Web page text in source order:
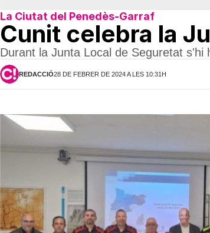
La Ciutat del Penedès-Garraf
Cunit celebra la
Durant la Junta Local de Seguretat
REDACCIÓ28 DE FEBRER DE 2024 A LES 10:31H